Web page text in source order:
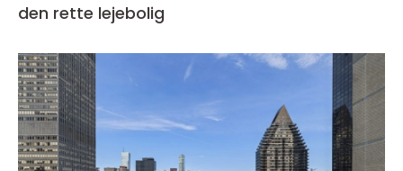
den rette lejebolig